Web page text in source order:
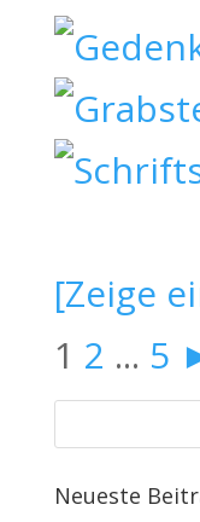
[Zeige
1 2 ... 5
Neueste